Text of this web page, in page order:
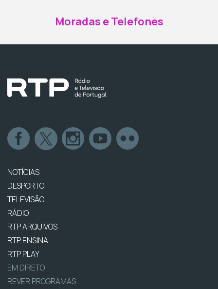
Moradas e Telefones
NOTÍCIAS
DESPORTO
TELEVISÃO
RÁDIO
RTP ARQUIVOS
RTP ENSINA
RTP PLAY
EM DIRETO
REVER PROGRAMAS